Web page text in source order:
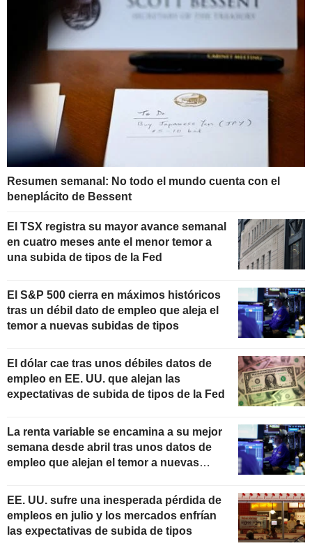
Resumen semanal: No todo el mundo cuenta con el
beneplácito de Bessent
El TSX registra su mayor avance semanal
en cuatro meses ante el menor temor a
una subida de tipos de la Fed
El S&P 500 cierra en máximos históricos
tras un débil dato de empleo que aleja el
temor a nuevas subidas de tipos
El dólar cae tras unos débiles datos de
empleo en EE. UU. que alejan las
expectativas de subida de tipos de la Fed
La renta variable se encamina a su mejor
semana desde abril tras unos datos de
empleo que alejan el temor a nuevas
EE. UU. sufre una inesperada pérdida de
empleos en julio y los mercados enfrían
las expectativas de subida de tipos